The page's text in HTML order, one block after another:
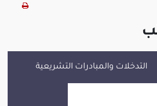
التدخلات والمبادرات التشريعية